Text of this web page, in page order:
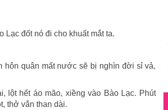
đốt nó đi cho khuất mắt ta.
hôn quân mất nước sẽ bị nghìn đời sỉ vả,
lột hết áo mão, xiềng vào Bào Lạc. Phút
thở vắn than dài.